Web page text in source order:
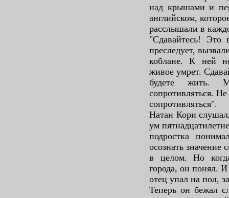
над крышами и
английском,
расслышали в
"Сдавайтесь! Это
преследует,
коблане. К ней
живое умрет.
будете
сопротивляться.
сопротивляться".
Натан Кори
ум
подростка
осознать значение
в целом. Но
города, он понял. И
отец упал на пол,
Теперь он бежал